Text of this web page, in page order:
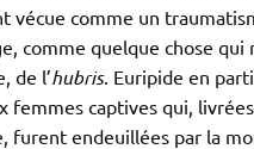
vécue comme un
comme quelque chose qui
de l’hubris. Euripide en
femmes captives qui,
furent endeuillées par la